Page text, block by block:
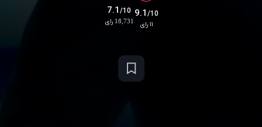
7.1/10
18,731 رای
9.1/10
۱۱ رای